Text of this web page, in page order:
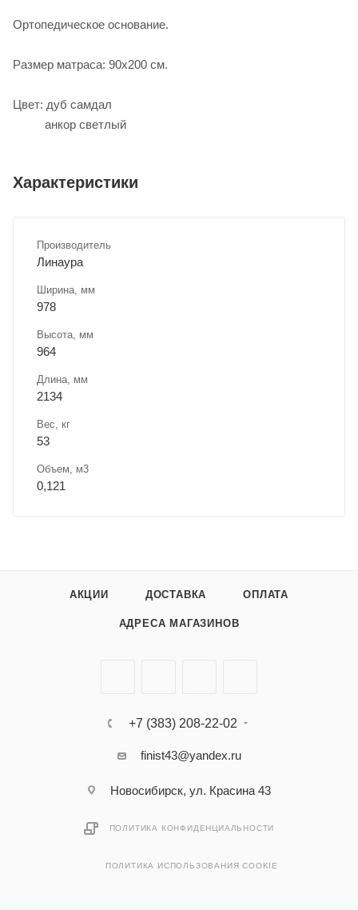
Ортопедическое основание.
Размер матраса: 90х200 см.
Цвет: дуб самдал
анкор светлый
Характеристики
Производитель
Линаура
Ширина, мм
978
Высота, мм
964
Длина, мм
2134
Вес, кг
53
Объем, м3
0,121
АКЦИИ ДОСТАВКА ОПЛАТА
АДРЕСА МАГАЗИНОВ
+7 (383) 208-22-02
finist43@yandex.ru
Новосибирск, ул. Красина 43
ПОЛИТИКА КОНФИДЕНЦИАЛЬНОСТИ
ПОЛИТИКА ИСПОЛЬЗОВАНИЯ COOKIE